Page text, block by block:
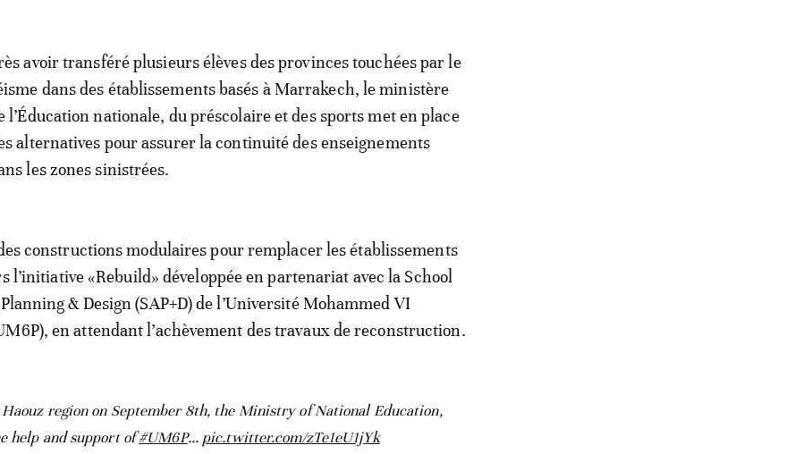
avoir transféré plusieurs élèves des provinces touchées par le
dans des établissements basés à Marrakech, le ministère
l’Éducation nationale, du préscolaire et des sports met en place
alternatives pour assurer la continuité des enseignements
les zones sinistrées.
constructions modulaires pour remplacer les établissements
l’initiative «Rebuild» développée en partenariat avec la School
& Design (SAP+D) de l’Université Mohammed VI
en attendant l’achèvement des travaux de reconstruction.
region on September 8th, the Ministry of National Education,
help and support of#UM6P... pic.twitter.com/zTe1eU1jYk